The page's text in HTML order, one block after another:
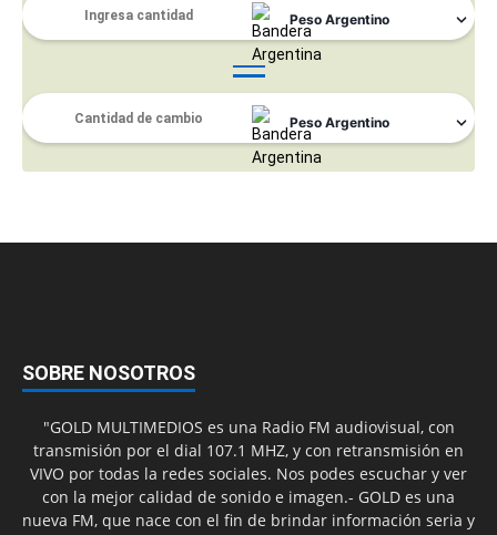
SOBRE NOSOTROS
"GOLD MULTIMEDIOS es una Radio FM audiovisual, con
transmisión por el dial 107.1 MHZ, y con retransmisión en
VIVO por todas la redes sociales. Nos podes escuchar y ver
con la mejor calidad de sonido e imagen.- GOLD es una
nueva FM, que nace con el fin de brindar información seria y